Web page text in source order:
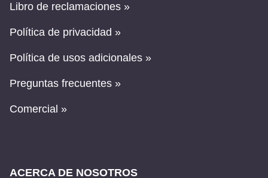
Libro de reclamaciones »
Política de privacidad »
Política de usos adicionales »
Preguntas frecuentes »
Comercial »
ACERCA DE NOSOTROS